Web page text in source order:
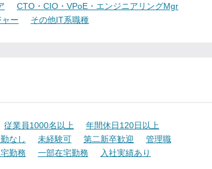
CTO・CIO・VPoE・エンジニアリングMgr
ー その他IT系職種
従業員1000名以上
年間休日120日以上
なし 未経験可 第二新卒歓迎
管理職
勤務 一部在宅勤務
入社実績あり